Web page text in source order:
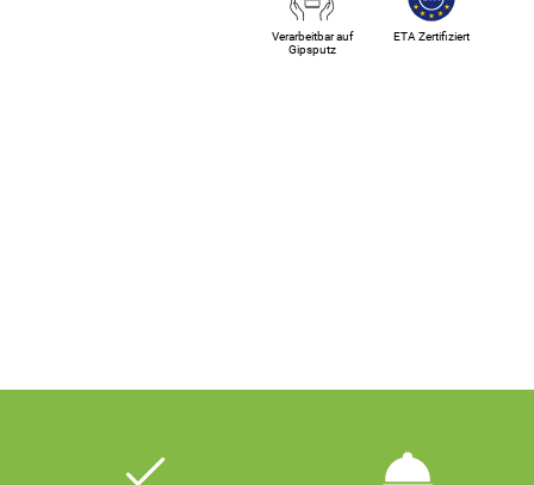
Verarbeitbar auf
Gipsputz
ETA Zertifiziert